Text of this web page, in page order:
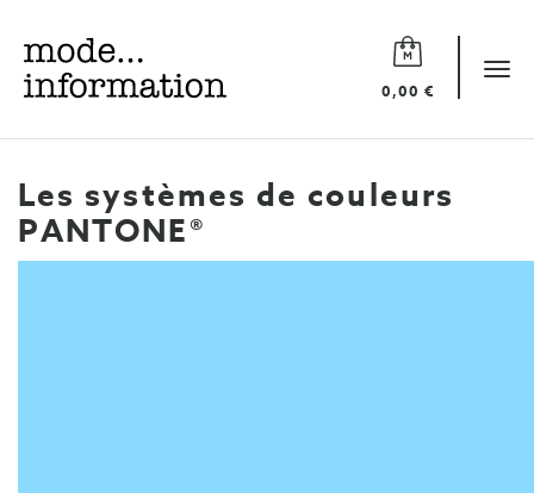
0,00 €
Mode
information
Les systèmes de couleurs
PANTONE®